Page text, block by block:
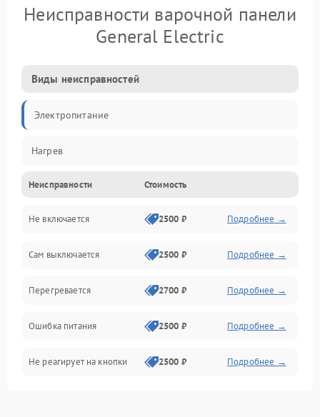
Неисправности варочной панели
General Electric
Виды неисправностей
Электропитание
Нагрев
Неисправности Стоимость
Не включается 2500 ₽ Подробнее →
Сам выключается 2500 ₽ Подробнее →
Перегревается 2700 ₽ Подробнее →
Ошибка питания 2500 ₽ Подробнее →
Не реагирует на кнопки 2500 ₽ Подробнее →